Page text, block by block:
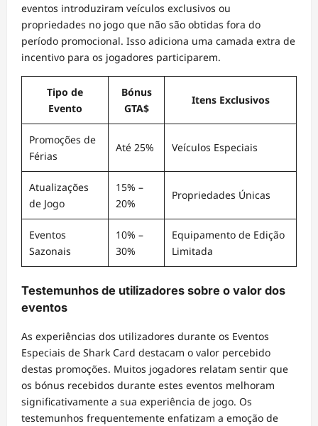
eventos introduziram veículos exclusivos ou
propriedades no jogo que não são obtidas fora do
período promocional. Isso adiciona uma camada extra de
incentivo para os jogadores participarem.
Tipo de
Evento
Bónus
GTA$
Itens Exclusivos
Promoções de
Férias
Até 25% Veículos Especiais
Atualizações
de Jogo
15% –
20%
Propriedades Únicas
Eventos
Sazonais
10% –
30%
Equipamento de Edição
Limitada
Testemunhos de utilizadores sobre o valor dos
eventos
As experiências dos utilizadores durante os Eventos
Especiais de Shark Card destacam o valor percebido
destas promoções. Muitos jogadores relatam sentir que
os bónus recebidos durante estes eventos melhoram
significativamente a sua experiência de jogo. Os
testemunhos frequentemente enfatizam a emoção de